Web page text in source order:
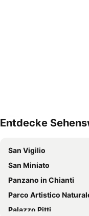
Entdecke
San Vigilio
San Miniato
Panzano in Chianti
Parco Artistico Naturale e Culturale della
Palazzo Pitti